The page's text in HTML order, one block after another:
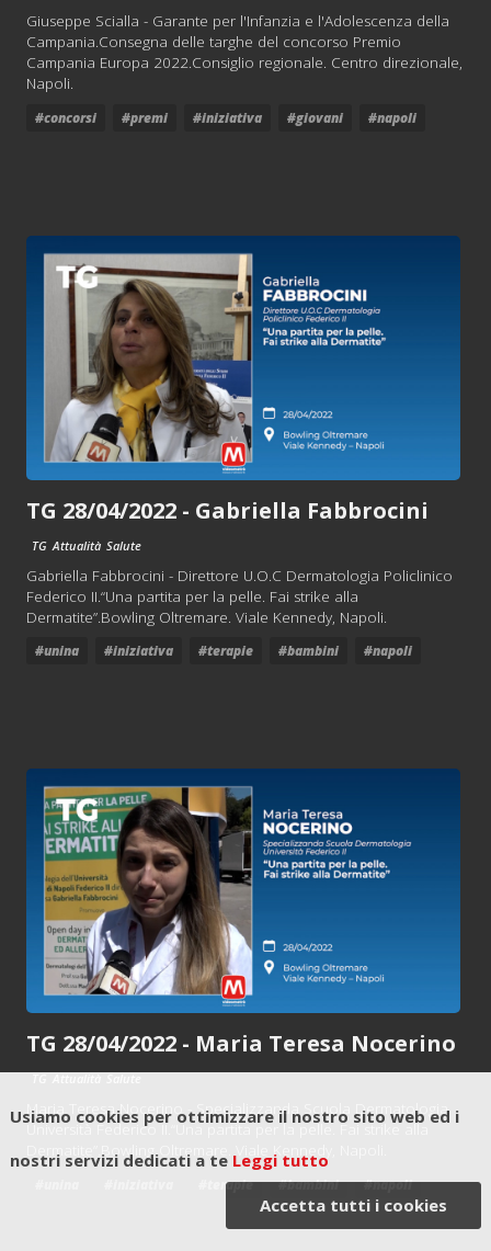
Usiamo cookies per ottimizzare il nostro sito web ed i
nostri servizi dedicati a te Leggi tutto
Accetta tutti i cookies
Giuseppe Scialla - Garante per l'Infanzia e l'Adolescenza della
Campania.Consegna delle targhe del concorso Premio
Campania Europa 2022.Consiglio regionale. Centro direzionale,
Napoli.
#concorsi #premi #iniziativa #giovani #napoli
TG 28/04/2022 - Gabriella Fabbrocini
TG Attualità Salute
Gabriella Fabbrocini - Direttore U.O.C Dermatologia Policlinico
Federico II.“Una partita per la pelle. Fai strike alla
Dermatite”.Bowling Oltremare. Viale Kennedy, Napoli.
#unina #iniziativa #terapie #bambini #napoli
TG 28/04/2022 - Maria Teresa Nocerino
Maria Teresa Nocerino - Specializzanda Scuola Dermatologia
Università Federico II.“Una partita per la pelle. Fai strike alla
Dermatite”.Bowling Oltremare. Viale Kennedy, Napoli.
#terapie #bambini #napoli